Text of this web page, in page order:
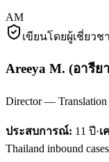
AM
เขียนโดยผู้เชี่ยวช
Areeya M. (อารีย
Director —
ประสบการณ์: 11 ปี·เ
Thailand inbound cases